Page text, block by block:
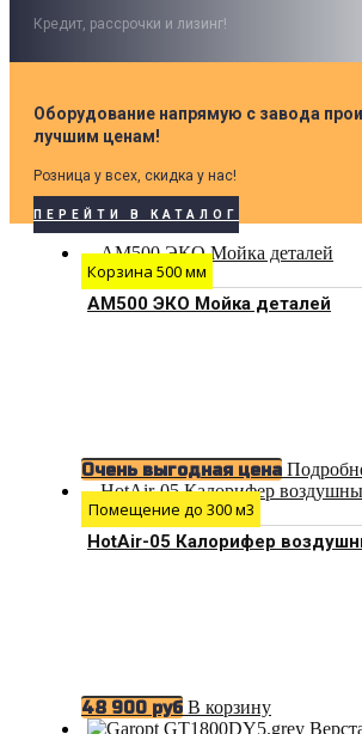
Кредит, рассрочки и лизинг!
Оборудование напрямую с завода
лучшим ценам!
Розница у всех, скидка у нас!
ПЕРЕЙТИ В КАТАЛОГ
Корзина 500 мм
АМ500 ЭКО Мойка деталей
Очень выгодная цена
Помещение до 300 м3
HotAir-05 Калорифер
48 900 руб В корзину